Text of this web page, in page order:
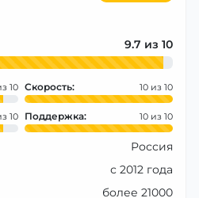
9.7
Скорость: 10
Поддержка: 10
Россия
с 2012 года
более 21000